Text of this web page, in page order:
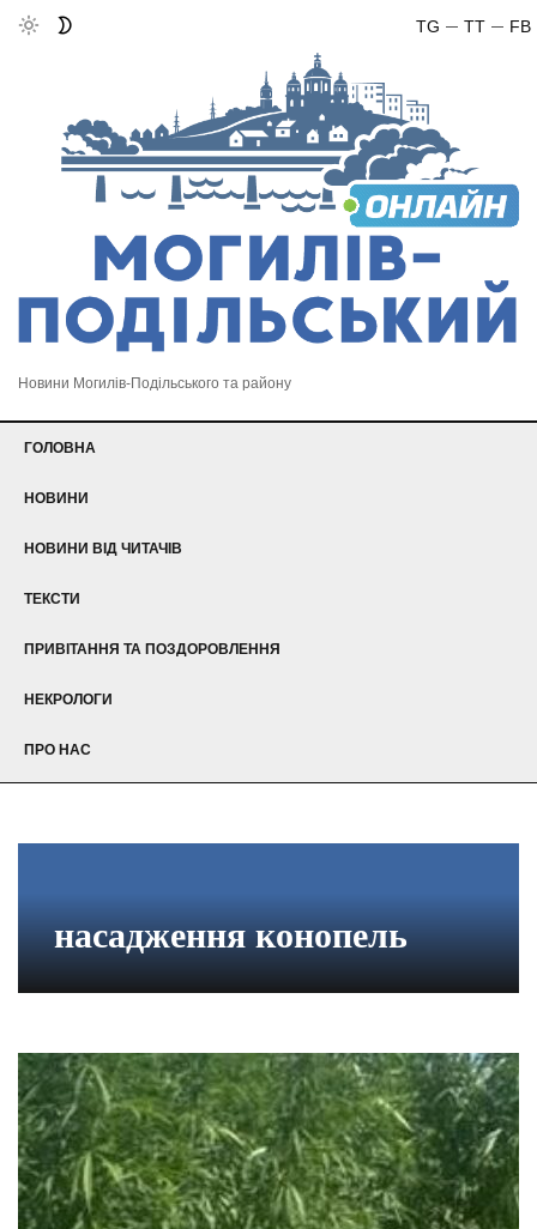
FB
TT
TG
Новини Могилів-Подільського та району
ГОЛОВНА
НОВИНИ
НОВИНИ ВІД ЧИТАЧІВ
ТЕКСТИ
ПРИВІТАННЯ ТА ПОЗДОРОВЛЕННЯ
НЕКРОЛОГИ
ПРО НАС
насадження конопель